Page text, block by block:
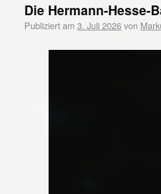
Die Hermann-Hesse-
Publiziert am 3. Juli 2026von